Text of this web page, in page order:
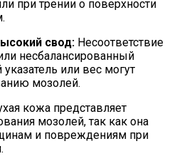
при трении о поверхности
свод: Несоответствие
несбалансированный
или вес могут
мозолей.
кожа представляет
мозолей, так как она
и повреждениям при